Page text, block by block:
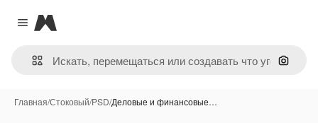
Close menu
Magnific
Поиск
Главная/Стоковый/PSD/Деловые и финансовые…